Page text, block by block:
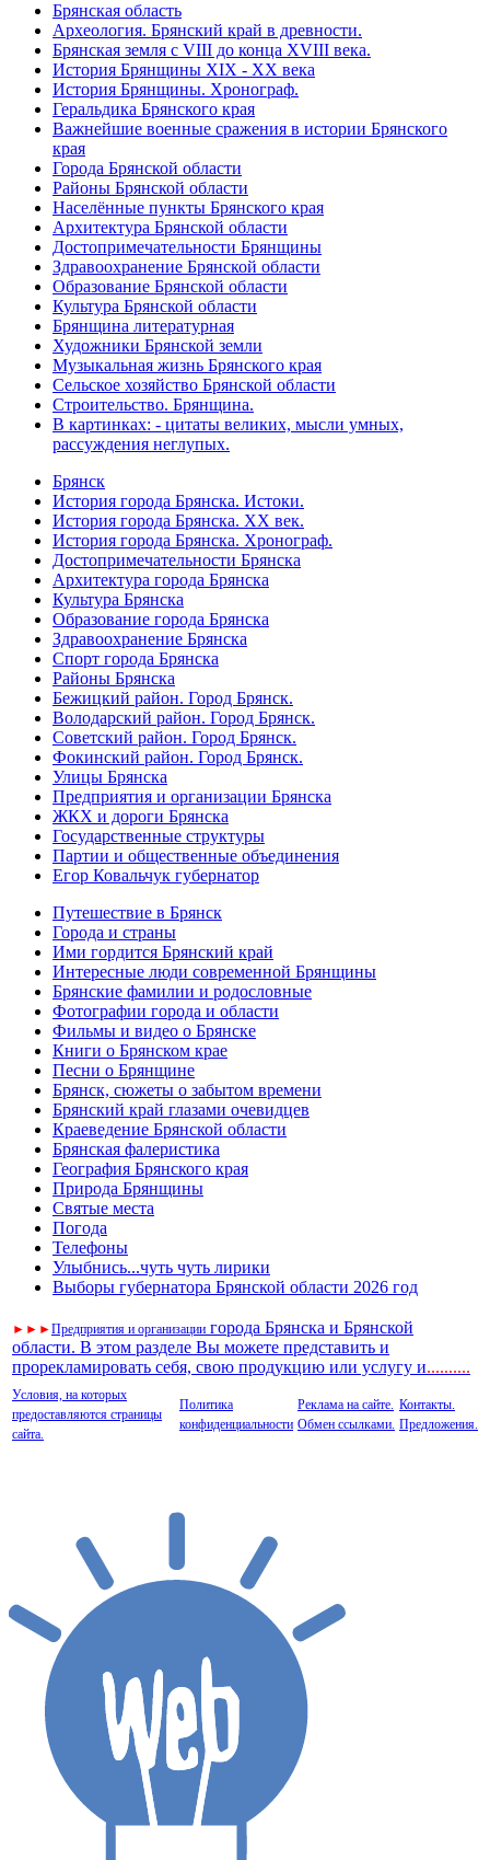
Брянская область
Археология. Брянский край в древности.
Брянская земля с VIII до конца XVIII века.
История Брянщины XIX - XX века
История Брянщины. Хронограф.
Геральдика Брянского края
Важнейшие военные сражения в истории Брянского
края
Города Брянской области
Районы Брянской области
Населённые пункты Брянского края
Архитектура Брянской области
Достопримечательности Брянщины
Здравоохранение Брянской области
Образование Брянской области
Культура Брянской области
Брянщина литературная
Художники Брянской земли
Музыкальная жизнь Брянского края
Сельское хозяйство Брянской области
Строительство. Брянщина.
В картинках: - цитаты великих, мысли умных,
рассуждения неглупых.
Брянск
История города Брянска. Истоки.
История города Брянска. XX век.
История города Брянска. Хронограф.
Достопримечательности Брянска
Архитектура города Брянска
Культура Брянска
Образование города Брянска
Здравоохранение Брянска
Спорт города Брянска
Районы Брянска
Бежицкий район. Город Брянск.
Володарский район. Город Брянск.
Советский район. Город Брянск.
Фокинский район. Город Брянск.
Улицы Брянска
Предприятия и организации Брянска
ЖКХ и дороги Брянска
Государственные структуры
Партии и общественные объединения
Егор Ковальчук губернатор
Путешествие в Брянск
Города и страны
Ими гордится Брянский край
Интересные люди современной Брянщины
Брянские фамилии и родословные
Фотографии города и области
Фильмы и видео о Брянске
Книги о Брянском крае
Песни о Брянщине
Брянск, сюжеты о забытом времени
Брянский край глазами очевидцев
Краеведение Брянской области
Брянская фалеристика
География Брянского края
Природа Брянщины
Святые места
Погода
Телефоны
Улыбнись...чуть чуть лирики
Выборы губернатора Брянской области 2026 год
► ► ►Предприятия и организации города Брянска и Брянской
области. В этом разделе Вы можете представить и
прорекламировать себя, свою продукцию или услугу и..........
Условия, на которых
предоставляются страницы
сайта.
Политика
конфиденциальности
Реклама на сайте.
Обмен ссылками.
Контакты.
Предложения.